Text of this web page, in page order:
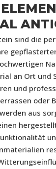
sind die
an Ort und
und
oder
aus